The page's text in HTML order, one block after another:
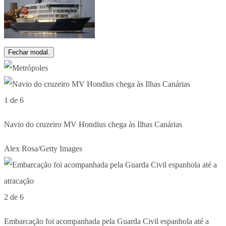
Fechar modal.
1 de 6
Navio do cruzeiro MV Hondius chega às Ilhas Canárias
Alex Rosa/Getty Images
2 de 6
Embarcação foi acompanhada pela Guarda Civil espanhola até a